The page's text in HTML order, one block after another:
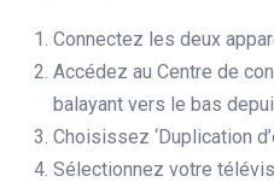
Connectez les deux
Accédez au Centre de
balayant vers le bas
Choisissez ‘Duplication
Sélectionnez votre